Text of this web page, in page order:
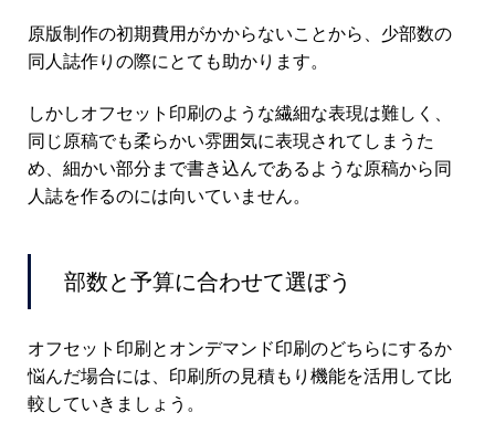
原版制作の初期費用がかからないことから、少部数の
同人誌作りの際にとても助かります。
しかしオフセット印刷のような繊細な表現は難しく、
同じ原稿でも柔らかい雰囲気に表現されてしまうた
め、細かい部分まで書き込んであるような原稿から同
人誌を作るのには向いていません。
部数と予算に合わせて選ぼう
オフセット印刷とオンデマンド印刷のどちらにするか
悩んだ場合には、印刷所の見積もり機能を活用して比
較していきましょう。